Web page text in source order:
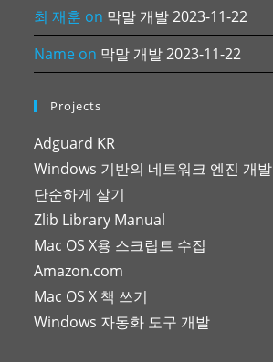
최 재훈 on 막말 개발 2023-11-22
Name on 막말 개발 2023-11-22
Projects
Adguard KR
Windows 기반의 네트워크 엔진 개발
단순하게 살기
Zlib Library Manual
Mac OS X용 스크립트 수집
Amazon.com
Mac OS X 책 쓰기
Windows 자동화 도구 개발